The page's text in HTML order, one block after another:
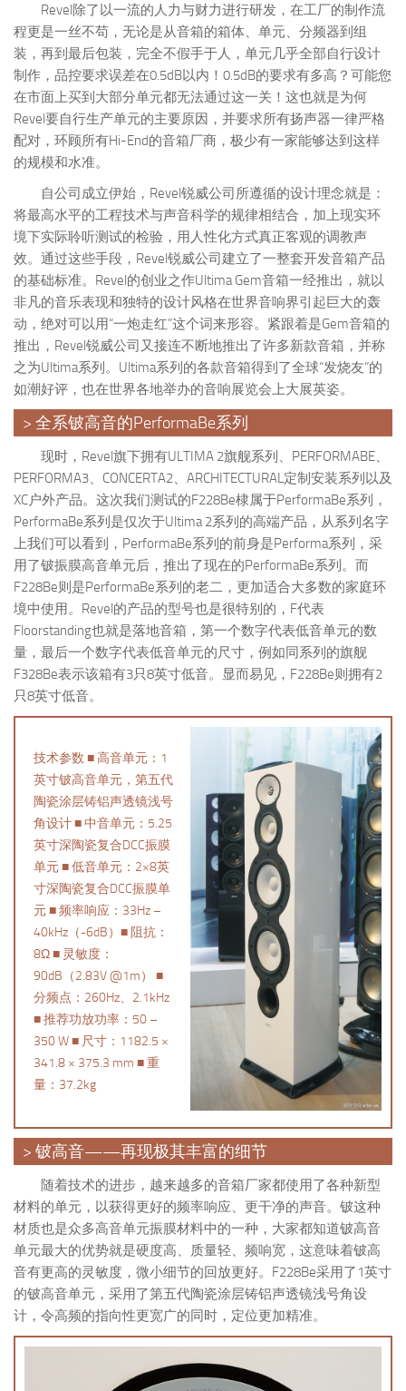
Revel除了以一流的人力与财力进行研发，在工厂的制作流
程更是一丝不苟，无论是从音箱的箱体、单元、分频器到组
装，再到最后包装，完全不假手于人，单元几乎全部自行设计
制作，品控要求误差在0.5dB以内！0.5dB的要求有多高？可能您
在市面上买到大部分单元都无法通过这一关！这也就是为何
Revel要自行生产单元的主要原因，并要求所有扬声器一律严格
配对，环顾所有Hi-End的音箱厂商，极少有一家能够达到这样
的规模和水准。
自公司成立伊始，Revel锐威公司所遵循的设计理念就是：
将最高水平的工程技术与声音科学的规律相结合，加上现实环
境下实际聆听测试的检验，用人性化方式真正客观的调教声
效。通过这些手段，Revel锐威公司建立了一整套开发音箱产品
的基础标准。Revel的创业之作Ultima Gem音箱一经推出，就以
非凡的音乐表现和独特的设计风格在世界音响界引起巨大的轰
动，绝对可以用“一炮走红”这个词来形容。紧跟着是Gem音箱的
推出，Revel锐威公司又接连不断地推出了许多新款音箱，并称
之为Ultima系列。Ultima系列的各款音箱得到了全球“发烧友”的
如潮好评，也在世界各地举办的音响展览会上大展英姿。
> 全系铍高音的PerformaBe系列
现时，Revel旗下拥有ULTIMA 2旗舰系列、PERFORMABE、
PERFORMA3、CONCERTA2、ARCHITECTURAL定制安装系列以及
XC户外产品。这次我们测试的F228Be棣属于PerformaBe系列，
PerformaBe系列是仅次于Ultima 2系列的高端产品，从系列名字
上我们可以看到，PerformaBe系列的前身是Performa系列，采
用了铍振膜高音单元后，推出了现在的PerformaBe系列。而
F228Be则是PerformaBe系列的老二，更加适合大多数的家庭环
境中使用。Revel的产品的型号也是很特别的，F代表
Floorstanding也就是落地音箱，第一个数字代表低音单元的数
量，最后一个数字代表低音单元的尺寸，例如同系列的旗舰
F328Be表示该箱有3只8英寸低音。显而易见，F228Be则拥有2
只8英寸低音。
技术参数 ■ 高音单元：1
英寸铍高音单元，第五代
陶瓷涂层铸铝声透镜浅号
角设计 ■ 中音单元：5.25
英寸深陶瓷复合DCC振膜
单元 ■ 低音单元：2×8英
寸深陶瓷复合DCC振膜单
元 ■ 频率响应：33Hz –
40kHz（-6dB）■ 阻抗：
8Ω ■ 灵敏度：
90dB（2.83V @1m） ■
分频点：260Hz、2.1kHz
■ 推荐功放功率：50 –
350 W ■ 尺寸：1182.5 ×
341.8 × 375.3 mm ■ 重
量：37.2kg
> 铍高音——再现极其丰富的细节
随着技术的进步，越来越多的音箱厂家都使用了各种新型
材料的单元，以获得更好的频率响应、更干净的声音。铍这种
材质也是众多高音单元振膜材料中的一种，大家都知道铍高音
单元最大的优势就是硬度高、质量轻、频响宽，这意味着铍高
音有更高的灵敏度，微小细节的回放更好。F228Be采用了1英寸
的铍高音单元，采用了第五代陶瓷涂层铸铝声透镜浅号角设
计，令高频的指向性更宽广的同时，定位更加精准。